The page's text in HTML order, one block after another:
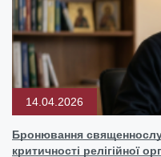
14.04.2026
Бронювання
критичності релігійної